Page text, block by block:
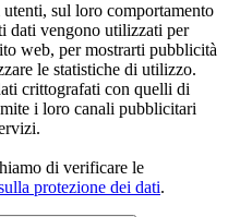
sul loro comportamento
dati vengono utilizzati per
web, per mostrarti pubblicità
le statistiche di utilizzo.
crittografati con quelli di
i loro canali pubblicitari
di verificare le
protezione dei dati.